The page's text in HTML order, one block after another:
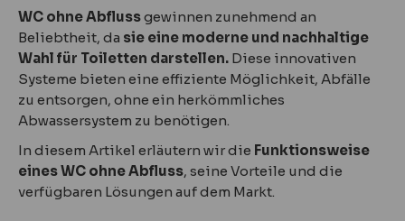
WC ohne Abflussgewinnen zunehmend an
Beliebtheit, da sie eine moderne und nachhaltige
Wahl für Toiletten darstellen. Diese innovativen
Systeme bieten eine effiziente Möglichkeit, Abfälle
zu entsorgen, ohne ein herkömmliches
Abwassersystem zu benötigen.
In diesem Artikel erläutern wir die Funktionsweise
eines WC ohne Abfluss, seine Vorteile und die
verfügbaren Lösungen auf dem Markt.